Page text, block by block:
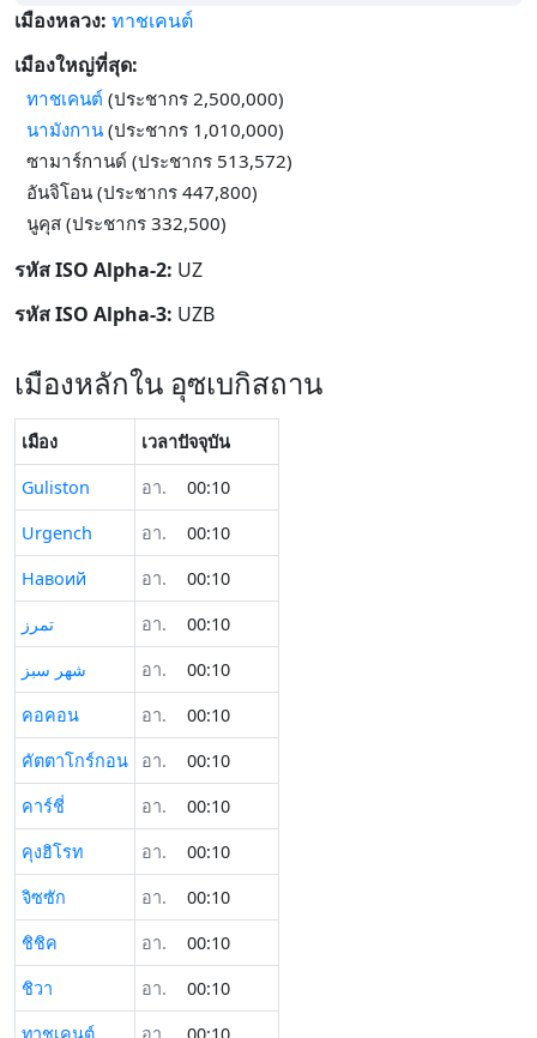
เมืองหลวง: ทาชเคนต์
เมืองใหญ่ที่สุด:
ทาชเคนต์ (ประชากร 2,500,000)
นามังกาน (ประชากร 1,010,000)
ซามาร์กานด์ (ประชากร 513,572)
อันจิโอน (ประชากร 447,800)
นูคุส (ประชากร 332,500)
รหัส ISO Alpha-2: UZ
รหัส ISO Alpha-3: UZB
เมืองหลักใน อุซเบกิสถาน
เมือง
เวลาปัจจุบัน
Guliston
อา.
00:10
Urgench
อา.
00:10
Навоий
อา.
00:10
تمرز
อา.
00:10
شهر سبز
อา.
00:10
คอคอน
อา.
00:10
คัตตาโกร์กอน
อา.
00:10
คาร์ชี่
อา.
00:10
คุงฮิโรท
อา.
00:10
จิซซัก
อา.
00:10
ชิชิค
อา.
00:10
ชิวา
อา.
00:10